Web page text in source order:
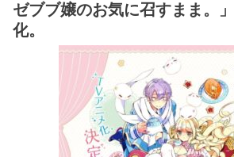
ゼブブ嬢のお気に召すまま。
化。